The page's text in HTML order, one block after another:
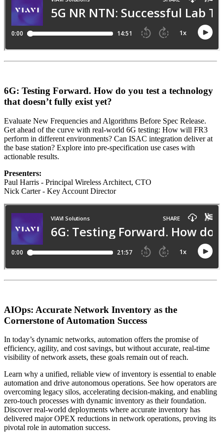
6G: Testing Forward. How do you test a technology
that doesn’t fully exist yet?
Evaluate New Frequencies and Algorithms Before Spec Release.
Get ahead of the curve with real-world 6G testing: How will FR3
perform in different environments? Can ISAC integration deliver at
the base station? Explore into pre-specification use cases with
actionable results.
Presenters:
Paul Harris - Principal Wireless Architect, CTO
Nick Carter - Key Account Director
AIOps: Accurate Network Inventory as the
Cornerstone of Automation Success
In today’s dynamic networks, automation offers the promise of
efficiency, agility, and cost savings, but without accurate, real-time
visibility of network assets, these goals remain out of reach.
Learn why a unified, reliable view of inventory is essential to enable
automation and drive autonomous operations. See how operators are
overcoming legacy silos, accelerating decision-making, and enabling
zero-touch processes with dynamic inventory as their foundation.
Discover real-world deployments where accurate inventory has
delivered major OPEX reductions in network operations, proving its
pivotal role in automation success.